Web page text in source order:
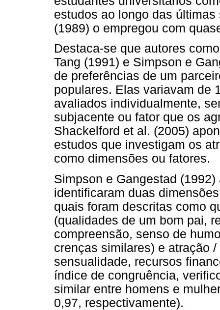
estudos ao longo das
(1989) o empregou com
Destaca-se que autores
Tang (1991) e Simpson e
de preferências de um
populares. Elas variavam de
avaliados individualmente,
subjacente ou fator que os
Shackelford et al. (2005)
estudos que investigam os
como dimensões ou fatores.
Simpson e Gangestad
identificaram duas
quais foram descritas como
(qualidades de um bom pai,
compreensão, senso de
crenças similares) e atração
sensualidade, recursos
índice de congruência,
similar entre homens e
0,97, respectivamente).